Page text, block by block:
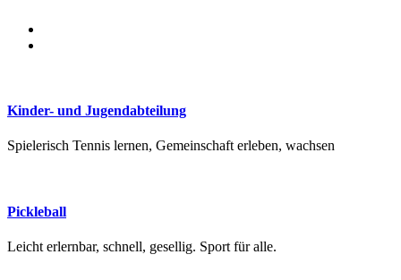
Kinder- und Jugendabteilung
Spielerisch Tennis lernen, Gemeinschaft erleben, wachsen
Pickleball
Leicht erlernbar, schnell, gesellig. Sport für alle.